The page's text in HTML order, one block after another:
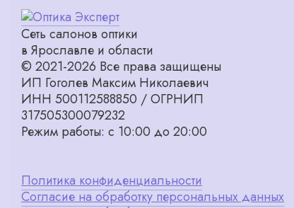
Сеть салонов оптики
в Ярославле и области
© 2021-2026 Все права защищены
ИП Гоголев Максим Николаевич
ИНН 500112588850 / ОГРНИП
317505300079232
Режим работы: с 10:00 до 20:00
Политика конфиденциальности
Согласие на обработку персональных данных